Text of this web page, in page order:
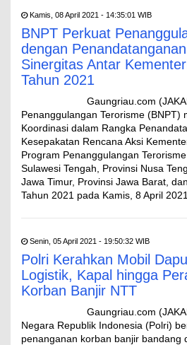
Kamis, 08 April 2021 - 14:35:01 WIB
BNPT Perkuat
dengan
Sinergitas Antar
Tahun 2021
Gaungriau.com
Penanggulangan Terorisme (BNPT)
Koordinasi dalam Rangka
Kesepakatan Rencana Aksi
Program Penanggulangan
Sulawesi Tengah, Provinsi Nusa
Jawa Timur, Provinsi Jawa Barat,
Tahun 2021 pada Kamis, 8 April
Senin, 05 April 2021 - 19:50:32 WIB
Polri Kerahkan Mobil
Logistik, Kapal hingga
Korban Banjir NTT
Gaungriau.com
Negara Republik Indonesia (Polri)
penanganan korban banjir bandang